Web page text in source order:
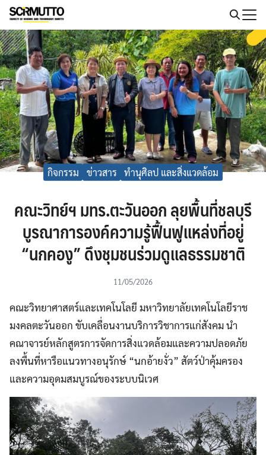
Skip
content
Search
for:
กิจกรรม ข่าวสาร ทำนุศิลป และสิ่งแวดล้อม
คณะวิทย์ฯ มทร.ตะวันออก ลุยพื้นที่ชลบุรี
บูรณาการองค์ความรู้ฟื้นฟูแหล่งที่อยู่
“นกคองู” ดึงชุมชนร่วมดูแลธรรมชาติ
11/05/2026
คณะวิทยาศาสตร์และเทคโนโลยี มหาวิทยาลัยเทคโนโลยีราช
มงคลตะวันออก ขับเคลื่อนงานบริการวิชาการแก่สังคม นำ
คณาจารย์หลักสูตรการจัดการสิ่งแวดล้อมและความปลอดภัย
ลงพื้นที่หารือแนวทางอนุรักษ์ “นกอ้ายงั่ว” สัตว์ป่าคุ้มครอง
และความอุดมสมบูรณ์ของระบบนิเวศ